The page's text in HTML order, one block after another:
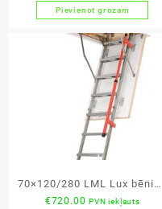
Pievienot grozam
70×120/280 LML Lux bēniņu
kāpnes
€720.00 PVN iekļauts